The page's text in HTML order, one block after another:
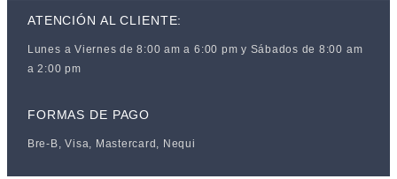
ATENCIÓN AL CLIENTE:
Lunes a Viernes de 8:00 am a 6:00 pm y Sábados de 8:00 am
a 2:00 pm
FORMAS DE PAGO
Bre-B, Visa, Mastercard, Nequi